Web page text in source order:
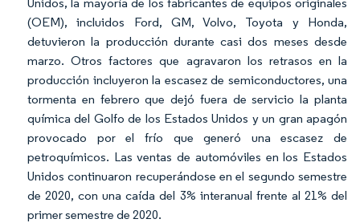
(OEM), incluidos Ford, GM, Volvo, Toyota y Honda,
detuvieron la producción durante casi dos meses desde
marzo. Otros factores que agravaron los retrasos en la
producción incluyeron la escasez de semiconductores, una
tormenta en febrero que dejó fuera de servicio la planta
química del Golfo de los Estados Unidos y un gran apagón
provocado por el frío que generó una escasez de
petroquímicos. Las ventas de automóviles en los Estados
Unidos continuaron recuperándose en el segundo semestre
de 2020, con una caída del 3% interanual frente al 21% del
primer semestre de 2020.